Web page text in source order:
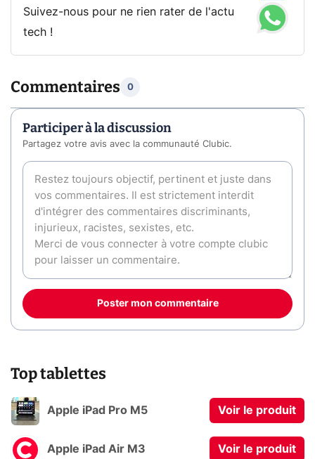
Suivez-nous pour ne rien rater de l'actu
tech !
Commentaires 0
Participer à la discussion
Partagez votre avis avec la communauté Clubic.
Poster mon commentaire
Top tablettes
Apple iPad Pro M5 Voir le produit
Apple iPad Air M3 Voir le produit